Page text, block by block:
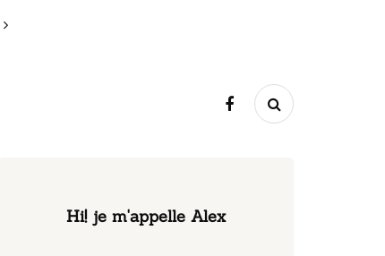
Hi! je m'appelle Alex